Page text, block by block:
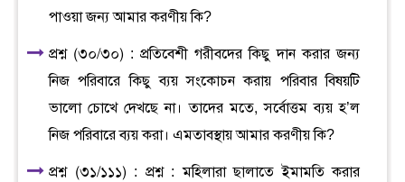
পাওয়া জন্য আমার করণীয় কি?
প্রশ্ন (৩০/৩০) : প্রতিবেশী গরীবদের কিছু দান করার জন্য
নিজ পরিবারে কিছু ব্যয় সংকোচন করায় পরিবার বিষয়টি
ভালো চোখে দেখছে না। তাদের মতে, সর্বোত্তম ব্যয় হ’ল
নিজ পরিবারে ব্যয় করা। এমতাবস্থায় আমার করণীয় কি?
প্রশ্ন (৩১/১১১) : প্রশ্ন : মহিলারা ছালাতে ইমামতি করার